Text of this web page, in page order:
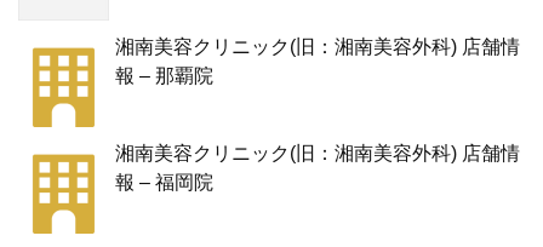
湘南美容クリニック(旧：湘南美容外科) 店舗情
報 – 那覇院
湘南美容クリニック(旧：湘南美容外科) 店舗情
報 – 福岡院